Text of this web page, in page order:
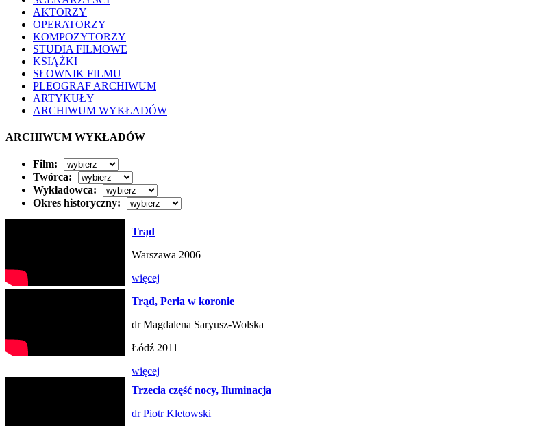
AKTORZY
OPERATORZY
KOMPOZYTORZY
STUDIA FILMOWE
KSIĄŻKI
SŁOWNIK FILMU
PLEOGRAF ARCHIWUM
ARTYKUŁY
ARCHIWUM WYKŁADÓW
ARCHIWUM WYKŁADÓW
Film:
Twórca:
Wykładowca:
Okres historyczny:
Trąd
Warszawa 2006
więcej
Trąd, Perła w koronie
dr Magdalena Saryusz-Wolska
Łódź 2011
więcej
Trzecia część nocy, Iluminacja
dr Piotr Kletowski